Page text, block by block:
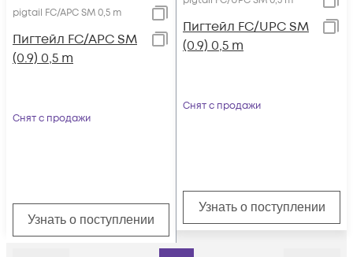
pigtail FC/APC SM 0,5 m
Пигтейл FC/APC SM
(0.9) 0,5 m
Снят с продажи
Узнать о поступлении
Пигтейл FC/UPC SM
(0.9) 0,5 m
Снят с продажи
Узнать о поступлении